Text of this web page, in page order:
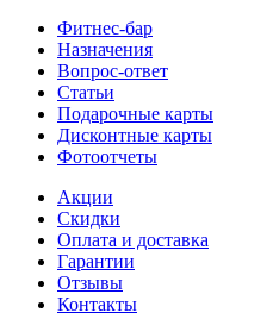
Фитнес-бар
Назначения
Вопрос-ответ
Статьи
Подарочные карты
Дисконтные карты
Фотоотчеты
Акции
Скидки
Оплата и доставка
Гарантии
Отзывы
Контакты